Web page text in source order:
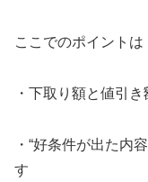
ここでのポイントは
・下取り額と値引
・“好条件が出た内
す